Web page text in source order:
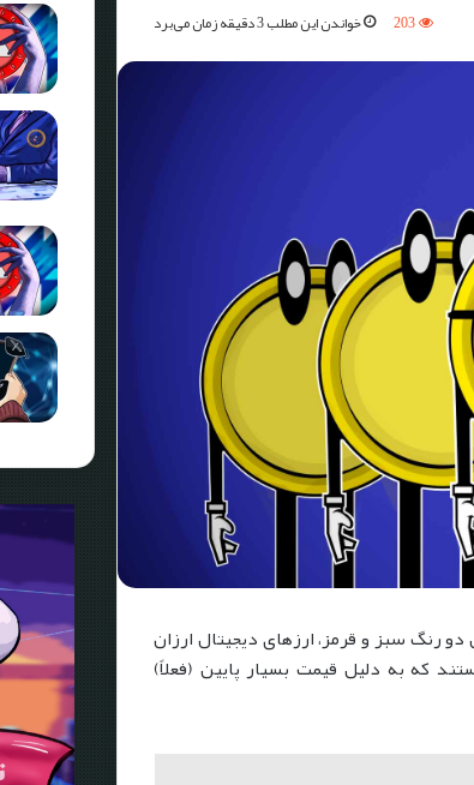
203 خواندن این مطلب 3 دقیقه زمان می‌برد
دیجیتال بین دو رنگ سبز و قرمز، ارزهای دیجیتال ارزان
که به دلیل قیمت بسیار پایین (فعلاً)